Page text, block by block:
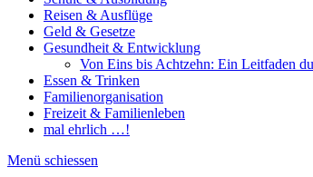
Reisen & Ausflüge
Geld & Gesetze
Gesundheit & Entwicklung
Von Eins bis Achtzehn: Ein Leitfaden
Essen & Trinken
Familienorganisation
Freizeit & Familienleben
mal ehrlich …!
Menü schiessen